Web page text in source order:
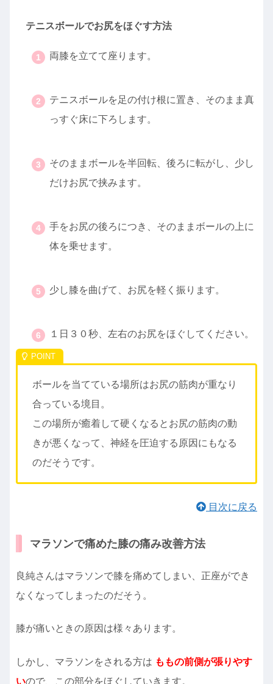
テニスボールでお尻をほぐす方法
両膝を立てて座ります。
テニスボールを足の付け根に置き、そのまま真
っすぐ床に下ろします。
そのままボールを半回転、後ろに転がし、少し
だけお尻で挟みます。
手をお尻の後ろにつき、そのままボールの上に
体を乗せます。
少し膝を曲げて、お尻を軽く振ります。
１日３０秒、左右のお尻をほぐしてください。
ボールを当てている場所はお尻の筋肉が重なり
合っている境目。
この場所が癒着して硬くなるとお尻の筋肉の動
きが悪くなって、神経を圧迫する原因にもなる
のだそうです。
目次に戻る
マラソンで痛めた膝の痛み改善方法
良純さんはマラソンで膝を痛めてしまい、正座ができ
なくなってしまったのだそう。
膝が痛いときの原因は様々あります。
しかし、マラソンをされる方は ももの前側が張りやす
いので、この部分をほぐしていきます。